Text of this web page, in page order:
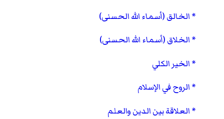
الخالق (أسماء الله الحسنى)
الخلاق (أسماء الله الحسنى)
الخير الكلي
الروح في الإسلام
العلاقة بين الدين والعلم